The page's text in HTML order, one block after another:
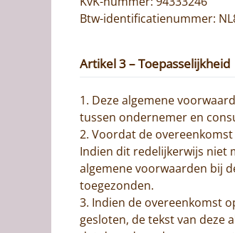
Btw-identificatienummer:
Artikel 3 – Toepasselijkheid
1. Deze algemene
tussen ondernemer en
2. Voordat de
Indien dit redelijkerwijs niet
algemene voorwaarden bij
toegezonden.
3. Indien de overeenkomst
gesloten, de tekst van deze